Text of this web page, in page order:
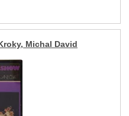
Michal David